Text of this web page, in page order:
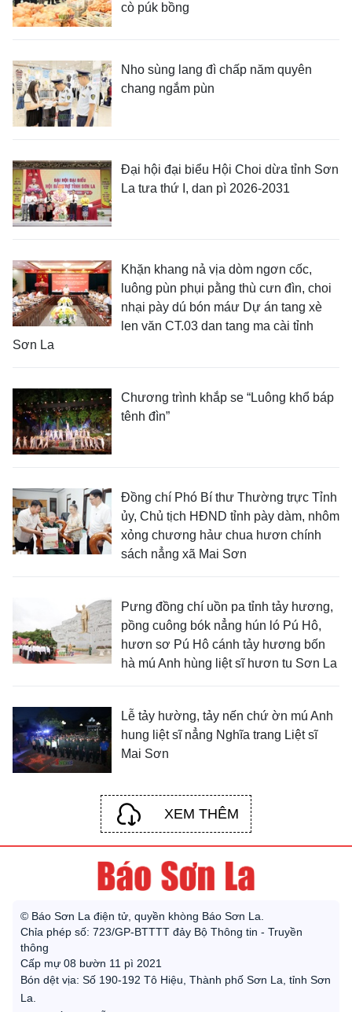
cò púk bồng
Nho sùng lang đì chấp năm quyên
chang ngắm pùn
Đại hội đại biểu Hội Choi dừa tỉnh Sơn
La tưa thứ I, dan pì 2026-2031
Khặn khang nả vịa dòm ngơn cốc,
luông pùn phụi pằng thù cưn đìn, choi
nhại pày dú bón máư Dự án tang xè
len văn CT.03 dan tang ma cài tỉnh
Sơn La
Chương trình khắp se “Luông khổ báp
tênh đìn”
Đồng chí Phó Bí thư Thường trực Tỉnh
ủy, Chủ tịch HĐND tỉnh pày dàm, nhôm
xỏng chương hảư chua hươn chính
sách nẳng xã Mai Sơn
Pưng đồng chí uồn pa tỉnh tảy hương,
pồng cuông bók nẳng hún ló Pú Hô,
hươn sơ Pú Hô cánh tảy hương bốn
hà mú Anh hùng liệt sĩ hươn tu Sơn La
Lễ tảy hường, tảy nến chứ ờn mú Anh
hung liệt sĩ nẳng Nghĩa trang Liệt sĩ
Mai Sơn
XEM THÊM
© Báo Sơn La điện tử, quyền khòng Báo Sơn La.
Chỉa phép số: 723/GP-BTTTT đảy Bộ Thông tin - Truyền
thông
Cấp mự 08 bườn 11 pì 2021
Bón dệt vịa: Số 190-192 Tô Hiệu, Thành phố Sơn La, tỉnh Sơn
La.